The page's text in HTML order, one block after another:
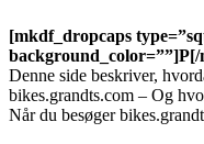
[mkdf_dropcaps
Denne side beskriver,
bikes.grandts.com – Og
Når du besøger